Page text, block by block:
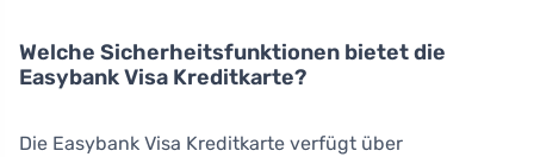
Welche Sicherheitsfunktionen bietet die
Easybank Visa Kreditkarte?
Die Easybank Visa Kreditkarte verfügt über